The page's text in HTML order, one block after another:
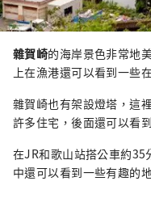
雜賀崎的海岸景色非常地
上在漁港還可以看到一些
雜賀崎也有架設燈塔，這
許多住宅，後面還可以看
在JR和歌山站搭公車約35
中還可以看到一些有趣的